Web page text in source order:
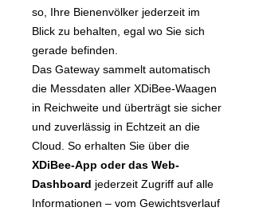
so, Ihre Bienenvölker jederzeit im
Blick zu behalten, egal wo Sie sich
gerade befinden.
Das Gateway sammelt automatisch
die Messdaten aller XDiBee-Waagen
in Reichweite und überträgt sie sicher
und zuverlässig in Echtzeit an die
Cloud. So erhalten Sie über die
XDiBee-App oder das Web-
Dashboard jederzeit Zugriff auf alle
Informationen – vom Gewichtsverlauf